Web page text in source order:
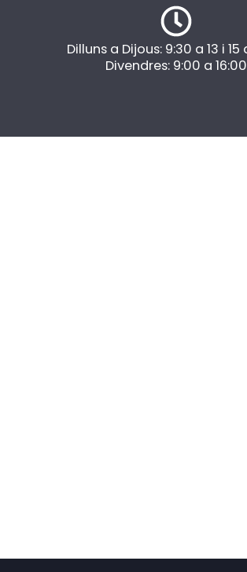
Dilluns a Dijous: 9:30 a 13 i 15
Divendres: 9:00 a 16:00